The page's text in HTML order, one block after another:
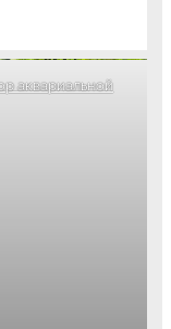
аквариальной